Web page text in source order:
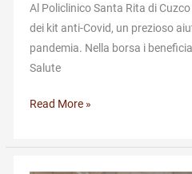
Al Policlinico Santa Rita di
dei kit anti-Covid, un prezioso
pandemia. Nella borsa i
Salute
Distribuzione
Read More »